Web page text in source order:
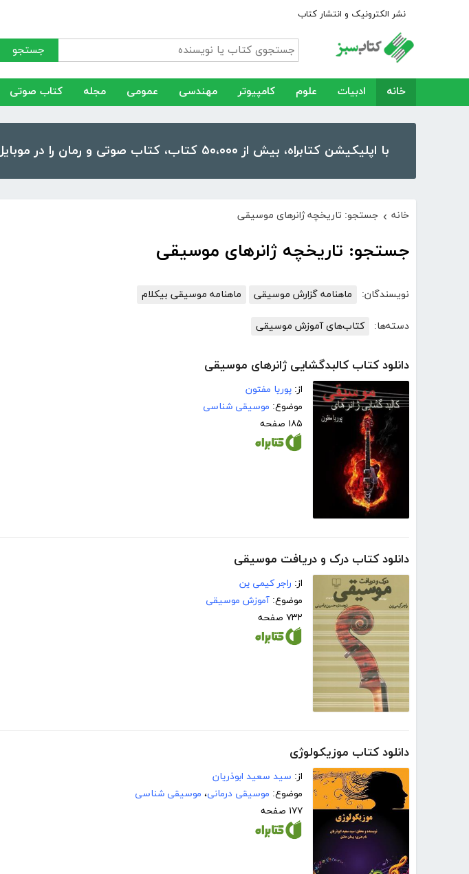
نشر الکترونیک و انتشار کتاب
جستجو
خانه ادبیات علوم کامپیوتر مهندسی عمومی مجله کتاب صوتی
با اپلیکیشن کتابراه، بیش از ۵۰،۰۰۰ کتاب، کتاب صوتی و رمان را در موبایل و تبلت خود داشته باشید!
خانه › جستجو: تاریخچه ژانرهای موسیقی
جستجو: تاریخچه ژانرهای موسیقی
نویسندگان: ماهنامه گزارش موسیقی ماهنامه موسیقی بیکلام
دسته‌ها: کتاب‌های آموزش موسیقی
دانلود کتاب کالبدگشایی ژانرهای موسیقی
از: پوریا مفتون
موضوع: موسیقی شناسی
۱۸۵ صفحه
دانلود کتاب درک و دریافت موسیقی
از: راجر کیمی ین
موضوع: آموزش موسیقی
۷۳۲ صفحه
دانلود کتاب موزیکولوژی
از: سید سعید ابوذریان
موضوع: موسیقی درمانی، موسیقی شناسی
۱۷۷ صفحه